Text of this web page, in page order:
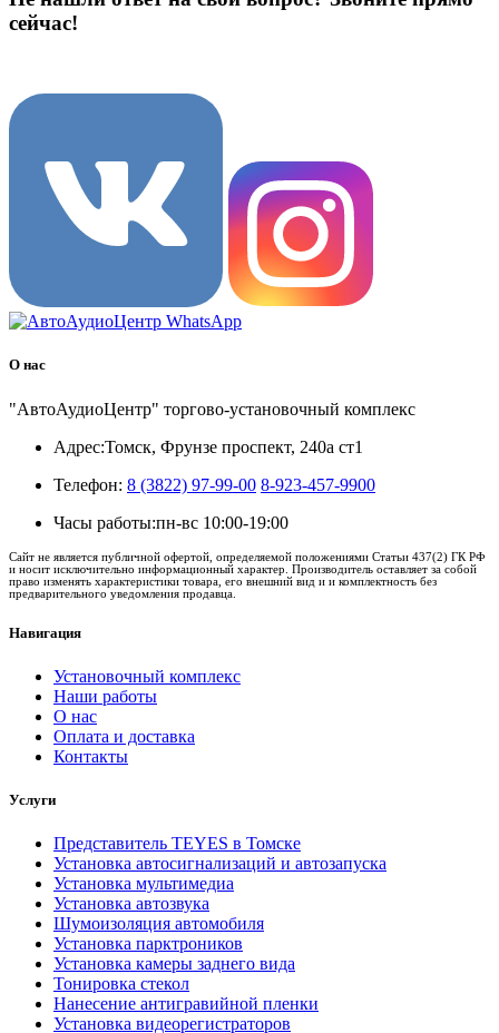
сейчас!
О нас
"АвтоАудиоЦентр" торгово-установочный комплекс
Адрес:Томск, Фрунзе проспект, 240а ст1
Телефон: 8 (3822) 97-99-00 8-923-457-9900
Часы работы:пн-вс 10:00-19:00
Сайт не является публичной офертой, определяемой положениями Статьи 437(2) ГК РФ
и носит исключительно информационный характер. Производитель оставляет за собой
право изменять характеристики товара, его внешний вид и и комплектность без
предварительного уведомления продавца.
Навигация
Установочный комплекс
Наши работы
О нас
Оплата и доставка
Контакты
Услуги
Представитель TEYES в Томске
Установка автосигнализаций и автозапуска
Установка мультимедиа
Установка автозвука
Шумоизоляция автомобиля
Установка парктроников
Установка камеры заднего вида
Тонировка стекол
Нанесение антигравийной пленки
Установка видеорегистраторов